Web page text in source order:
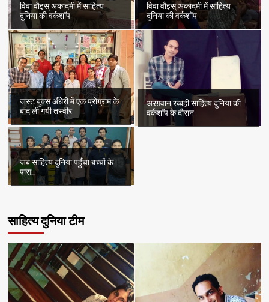
विवा वौइस् अकादमी में साहित्य
दुनिया की वर्कशॉप
विवा वौइस् अकादमी में साहित्य
दुनिया की वर्कशॉप
जस्ट बुक्स अँधेरी में एक प्रोग्राम के
बाद ली गयी तस्वीर
अरग़वान रब्बही साहित्य दुनिया की
वर्कशॉप के दौरान
जब साहित्य दुनिया पहुँचा बच्चों के
पास..
साहित्य दुनिया टीम